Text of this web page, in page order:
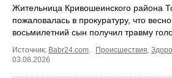
Жительница Кривошеинского района
пожаловалась в прокуратуру, что
восьмилетний сын получил травму
Источник: Babr24.com. Происшествия,
03.08.2026